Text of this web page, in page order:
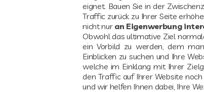
eignet. Bauen Sie in der
Traffic zurück zu Ihrer Seite
nicht nur an Eigenwerbung
Obwohl das ultimative Ziel
ein Vorbild zu werden, dem
Einblicken zu suchen und Ihre
welche im Einklang mit Ihrer
den Traffic auf Ihrer Website
und wir helfen Ihnen dabei, Ihre